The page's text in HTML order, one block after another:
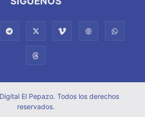
El Pepazo. Todos los derechos
reservados.